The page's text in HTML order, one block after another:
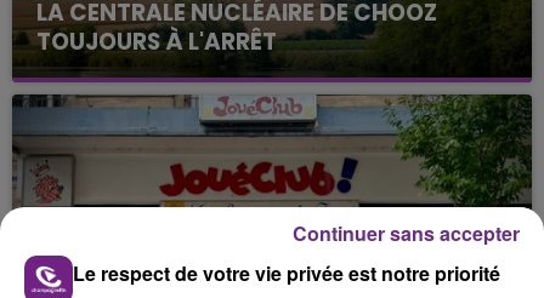
LA CENTRALE NUCLÉAIRE DE CHOOZ
TOUJOURS À L'ARRÊT
Cela fait déjà une semaine que la centrale
nucléaire ardennaise est à l'arrêt. Une situation
justifiée par la sécheresse intense qui est toujours
présente.
Le respect de votre vie privée est notre priorité
Continuer sans accepter